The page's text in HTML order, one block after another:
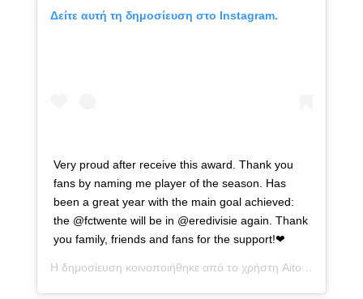
Δείτε αυτή τη δημοσίευση στο Instagram.
Very proud after receive this award. Thank you
fans by naming me player of the season. Has
been a great year with the main goal achieved:
the @fctwente will be in @eredivisie again. Thank
you family, friends and fans for the support!❤
Η δημοσίευση κοινοποιήθηκε από το χρήστη Aitor Cantalapiedra